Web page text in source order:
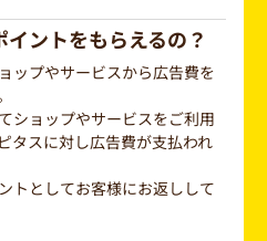
ントをもらえるの？
ップやサービスから広告費を
ショップやサービスをご利用
タスに対し広告費が支払われ
トとしてお客様にお返しして